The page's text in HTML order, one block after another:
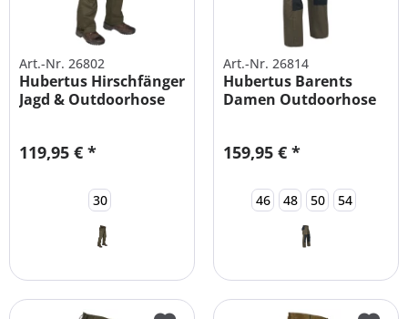
Art.-Nr. 26802
Hubertus Hirschfänger
Jagd & Outdoorhose
119,95 € *
30
Art.-Nr. 26814
Hubertus Barents
Damen Outdoorhose
159,95 € *
46 48 50 54